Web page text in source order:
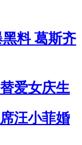
料 葛斯齐
爱女庆生
汪小菲婚